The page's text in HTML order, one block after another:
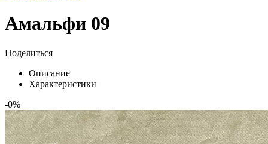
Амальфи 09
Поделиться
Описание
Характеристики
-0%